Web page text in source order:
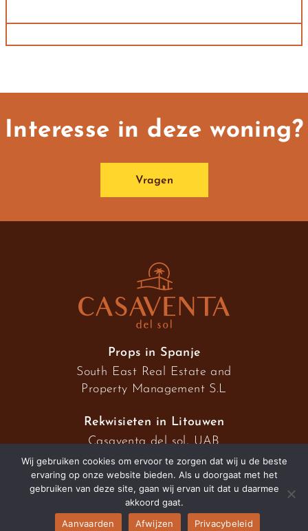
Interesse in deze woning?
Vragen
Props in Spanje
South East Real Estate and
Property Management S.L
Rekwisieten in Litouwen
Casaventa del sol, UAB
2026 © Casaventa del sol
Wij gebruiken cookies om ervoor te zorgen dat wij u de beste
ervaring op onze website bieden. Als u doorgaat met het
gebruiken van deze site, gaan wij ervan uit dat u daarmee
akkoord gaat.
Aanvaarden
Afwijzen Privacybeleid